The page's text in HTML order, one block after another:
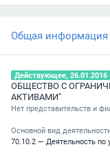
Общая информация
Действующее, 26.01.2016
ОБЩЕСТВО С
АКТИВАМИ"
Нет представительств и
Основной вид
70.10.2 — Деятельность по